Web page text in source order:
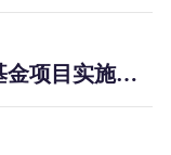
关于报送2019年度各单位捐赠基金项目实施材料的通知